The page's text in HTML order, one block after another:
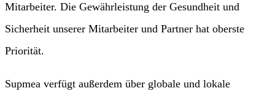
Mitarbeiter. Die Gewährleistung der Gesundheit und
Sicherheit unserer Mitarbeiter und Partner hat oberste
Priorität.
Supmea verfügt außerdem über globale und lokale